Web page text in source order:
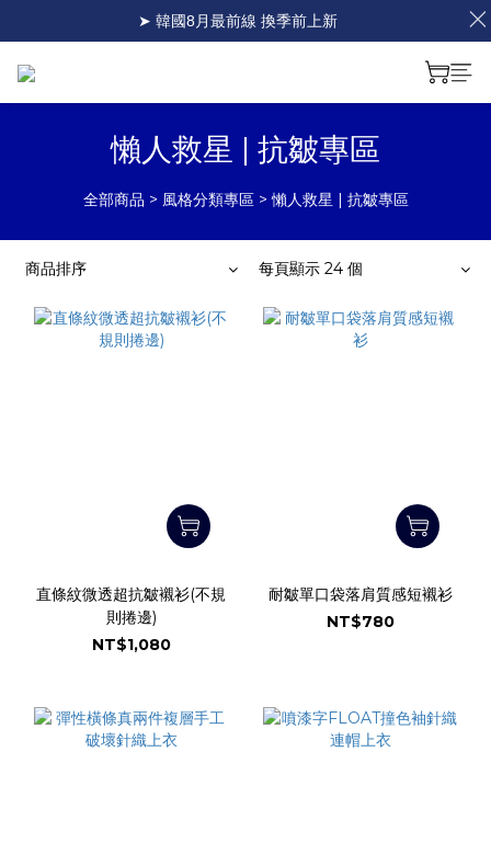
懶人救星 | 抗皺專區
全部商品 > 風格分類專區>懶人救星 | 抗皺專區
商品排序 每頁顯示 24 個
直條紋微透超抗皺襯衫(不規
則捲邊)
NT$1,080
耐皺單口袋落肩質感短襯衫
NT$780
➤ 韓國8月最前線 換季前上新